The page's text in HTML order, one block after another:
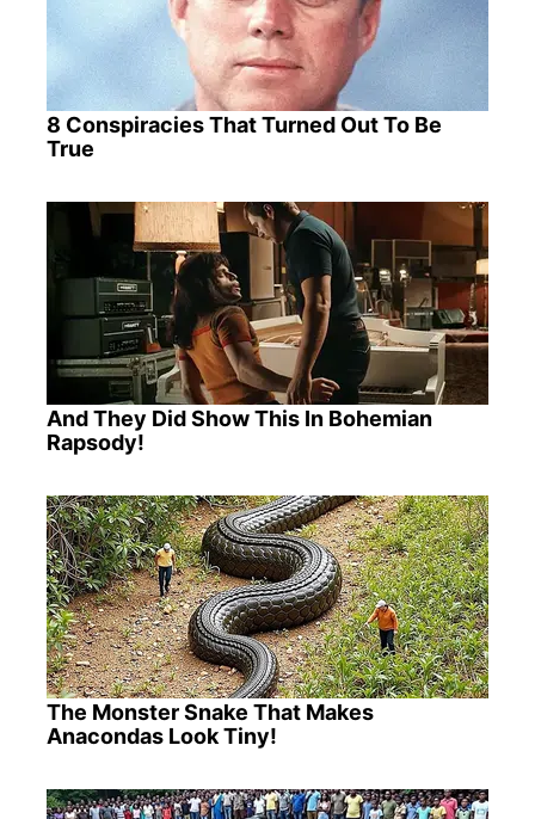
8 Conspiracies That Turned Out To Be
True
And They Did Show This In Bohemian
Rapsody!
The Monster Snake That Makes
Anacondas Look Tiny!